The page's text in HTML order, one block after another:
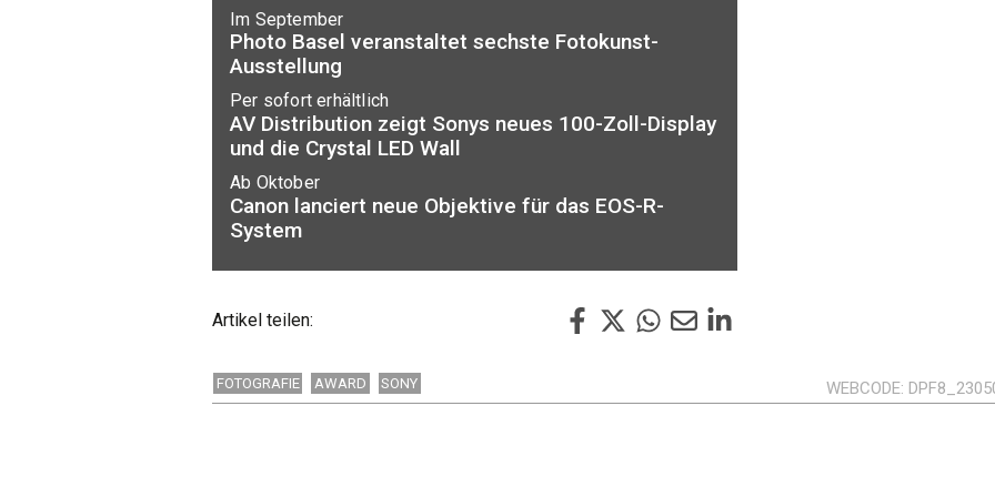
Im September
Photo Basel veranstaltet sechste Fotokunst-
Ausstellung
Per sofort erhältlich
AV Distribution zeigt Sonys neues 100-Zoll-Display
und die Crystal LED Wall
Ab Oktober
Canon lanciert neue Objektive für das EOS-R-
System
Artikel teilen:
FOTOGRAFIE AWARD SONY WEBCODE